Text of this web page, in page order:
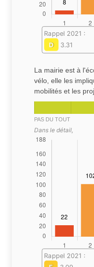
Rappel 2021 :
D
3.31
La mairie est à
vélo, elle les
mobilités et les
PAS DU TOUT
Dans le détail,
Rappel 2021 :